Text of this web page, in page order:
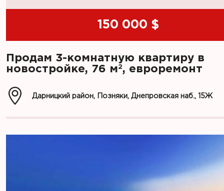
150 000 $
Продам 3-комнатную квартиру в
новостройке, 76 м2, евроремонт
Дарницкий район, Позняки, Днепровская наб., 15Ж